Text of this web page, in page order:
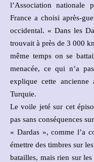
l’Association nationale
France a choisi après-
occidental. « Dans les
trouvait à près de 3 000
même temps on se
menacée, ce qui n’a
explique cette
Turquie.
Le voile jeté sur cet
pas sans conséquences
« Dardas », comme l’a
émettre des timbres sur
batailles, mais rien sur